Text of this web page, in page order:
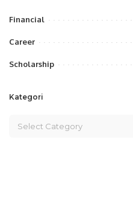
Financial
Career
Scholarship
Kategori